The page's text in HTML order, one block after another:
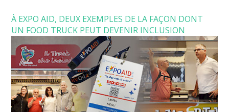
À EXPO AID, DEUX EXEMPLES DE LA FAÇON DONT
UN FOOD TRUCK PEUT DEVENIR INCLUSION